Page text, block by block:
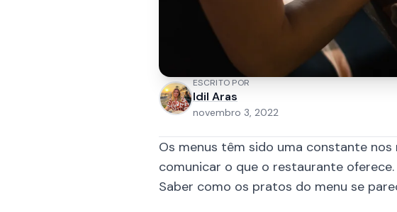
ESCRITO POR
Idil Aras
novembro 3, 2022
Os menus têm sido uma constante
comunicar o que o restaurante
Saber como os pratos do menu se